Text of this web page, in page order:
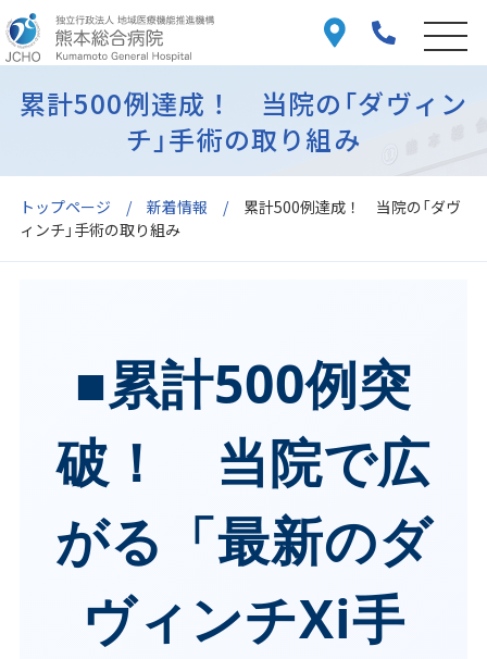
トップページ 新着情報
累計500例達成！ 当院の「ダヴ
ィンチ」手術の取り組み
累計500例達成！ 当院の「ダヴィン
チ」手術の取り組み
■累計500例突
破！ 当院で広
がる「最新のダ
ヴィンチXi手